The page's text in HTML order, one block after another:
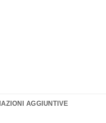
AGGIUNTIVE